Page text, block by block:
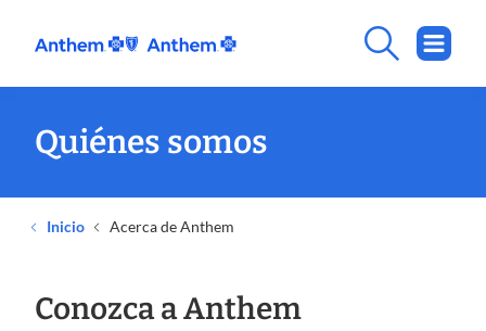
Quiénes somos
Inicio Acerca de Anthem
Conozca a Anthem